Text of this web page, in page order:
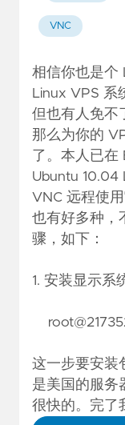
VNC
相信你也是个
Linux VPS 系
但也有人免不
那么为你的
了。本人已
Ubuntu 10.04
VNC 远程使
也有好多种，
骤，如下：
1. 安装显示系
这一步要安装
是美国的服务
很快的。完了